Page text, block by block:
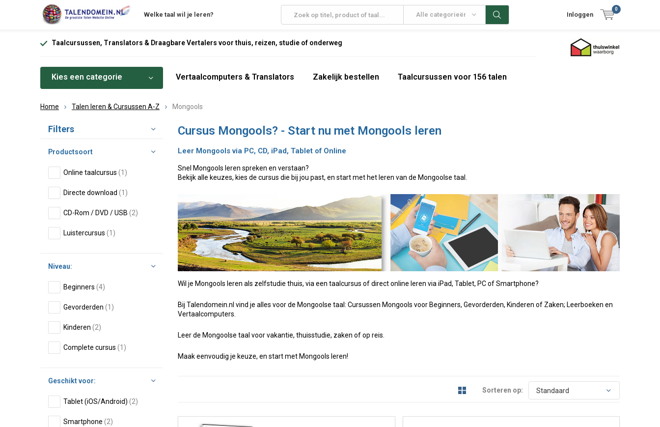
Welke taal wil je leren? Alle categorieën Inloggen
0
Taalcursussen, Translators & Draagbare Vertalers voor thuis, reizen, studie of onderweg
Kies een categorie Vertaalcomputers & Translators Zakelijk bestellen Taalcursussen voor 156 talen
Home Talen leren & Cursussen A-Z Mongools
Cursus Mongools? - Start nu met Mongools leren
Leer Mongools via PC, CD, iPad, Tablet of Online
Snel Mongools leren spreken en verstaan?
Bekijk alle keuzes, kies de cursus die bij jou past, en start met het leren van de Mongoolse taal.
Wil je Mongools leren als zelfstudie thuis, via een taalcursus of direct online leren via iPad, Tablet, PC of Smartphone?
Bij Talendomein.nl vind je alles voor de Mongoolse taal: Cursussen Mongools voor Beginners, Gevorderden, Kinderen of Zaken; Leerboeken en
Vertaalcomputers.
Leer de Mongoolse taal voor vakantie, thuisstudie, zaken of op reis.
Maak eenvoudig je keuze, en start met Mongools leren!
Sorteren op:
Sorteren op:
Filters
Productsoort
Online taalcursus (1)
Directe download (1)
CD-Rom / DVD / USB (2)
Luistercursus (1)
Niveau:
Beginners (4)
Gevorderden (1)
Kinderen (2)
Complete cursus (1)
Geschikt voor:
Tablet (iOS/Android) (2)
Smartphone (2)